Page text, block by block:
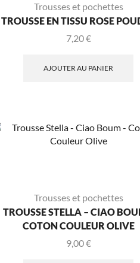
Trousses et pochettes
TROUSSE EN TISSU ROSE
7,20€
AJOUTER AU PANIER
Trousses et pochettes
TROUSSE STELLA – CIAO
COTON COULEUR OLIVE
9,00€